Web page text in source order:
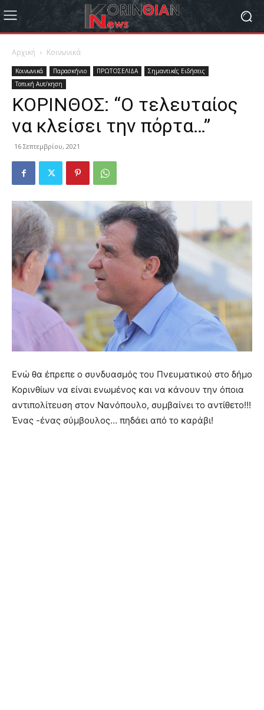
Αρχική Κοινωνικά
Κοινωνικά Παρασκήνιο ΠΡΩΤΟΣΕΛΙΔΑ
Σημαντικές Ειδήσεις
Τοπική Αυτ/κηση
ΚΟΡΙΝΘΟΣ: “Ο τελευταίος
να κλείσει την πόρτα…”
16 Σεπτεμβρίου, 2021
Ενώ θα έπρεπε ο συνδυασμός του Πνευματικού στο δήμο
Κορινθίων να είναι ενωμένος και να κάνουν την όποια
αντιπολίτευση στον Νανόπουλο, συμβαίνει το αντίθετο!!!
Ένας -ένας σύμβουλος… πηδάει από το καράβι!